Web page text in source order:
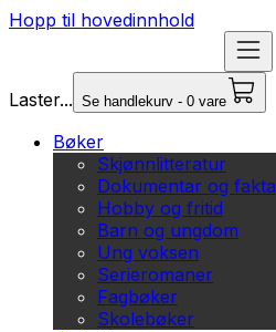
Hopp til hovedinnhold
Laster... Se handlekurv - 0 vare
Bøker
Skjønnlitteratur
Dokumentar og fakta
Hobby og fritid
Barn og ungdom
Ung voksen
Serieromaner
Fagbøker
Skolebøker